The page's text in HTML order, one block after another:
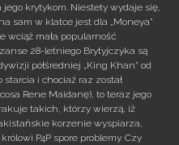
krytykom. Niestety wydaje się,
sam w klatce jest dla „Moneya”
wciąż mała popularność
28-letniego Brytyjczyka są
półśredniej „King Khan” od
i chociaż raz został
Rene Maidanę), to teraz jego
takich, którzy wierzą, iż
korzenie wyspiarza,
P4P spore problemy. Czy